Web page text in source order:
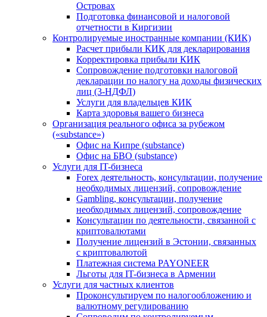
Островах
Подготовка финансовой и налоговой
отчетности в Киргизии
Контролируемые иностранные компании (КИК)
Расчет прибыли КИК для декларирования
Корректировка прибыли КИК
Сопровождение подготовки налоговой
декларации по налогу на доходы физических
лиц (3-НДФЛ)
Услуги для владельцев КИК
Карта здоровья вашего бизнеса
Организация реального офиса за рубежом
(«substance»)
Офис на Кипре (substance)
Офис на БВО (substance)
Услуги для IT-бизнеса
Forex деятельность, консультации, получение
необходимых лицензий, сопровождение
Gambling, консультации, получение
необходимых лицензий, сопровождение
Консультации по деятельности, связанной с
криптовалютами
Получение лицензий в Эстонии, связанных
с криптовалютой
Платежная система PAYONEER
Льготы для IT-бизнеса в Армении
Услуги для частных клиентов
Проконсультируем по налогообложению и
валютному регулированию